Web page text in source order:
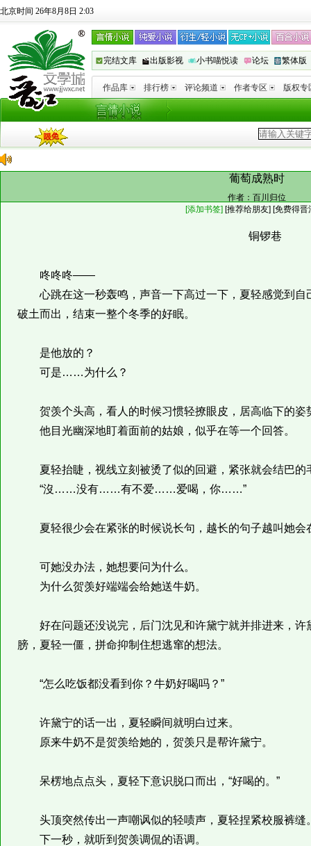
北京时间 26年8月8日 2:03
完结文库 出版影视 小书喵悦读 论坛 繁体版
作品库 排行榜 评论频道 作者专区 版权专
葡萄成熟时
作者： 百川归位
[添加书签] [推荐给朋友] [免费得晋
铜锣巷
咚咚咚——
心跳在这一秒轰鸣，声音一下高过一下，夏轻感觉到自
破土而出，结束一整个冬季的好眠。
是他放的？
可是……为什么？
贺羡个头高，看人的时候习惯轻撩眼皮，居高临下的姿
他目光幽深地盯着面前的姑娘，似乎在等一个回答。
夏轻抬睫，视线立刻被烫了似的回避，紧张就会结巴的
“沒……没有……有不爱……爱喝，你……”
夏轻很少会在紧张的时候说长句，越长的句子越叫她会
可她没办法，她想要问为什么。
为什么贺羡好端端会给她送牛奶。
好在问题还没说完，后门沈见和许黛宁就并排进来，许
膀，夏轻一僵，拼命抑制住想逃窜的想法。
“怎么吃饭都没看到你？牛奶好喝吗？”
许黛宁的话一出，夏轻瞬间就明白过来。
原来牛奶不是贺羡给她的，贺羡只是帮许黛宁。
呆楞地点点头，夏轻下意识脱口而出，“好喝的。”
头顶突然传出一声嘲讽似的轻啧声，夏轻捏紧校服裤缝
下一秒，就听到贺羡调侃的语调。